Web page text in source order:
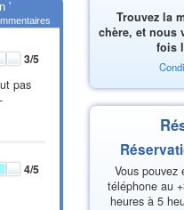
'
3/5
pas
4/5
Trouvez la
chère, et nous
fois
Vous pouvez
téléphone au
heures à 5